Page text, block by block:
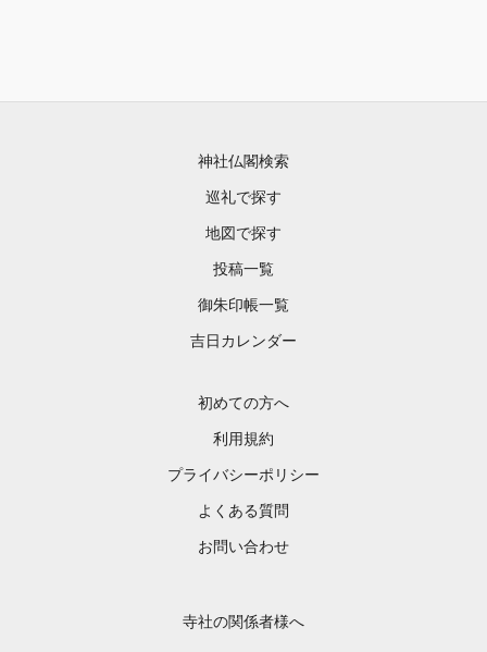
神社仏閣検索
巡礼で探す
地図で探す
投稿一覧
御朱印帳一覧
吉日カレンダー
初めての方へ
利用規約
プライバシーポリシー
よくある質問
お問い合わせ
寺社の関係者様へ